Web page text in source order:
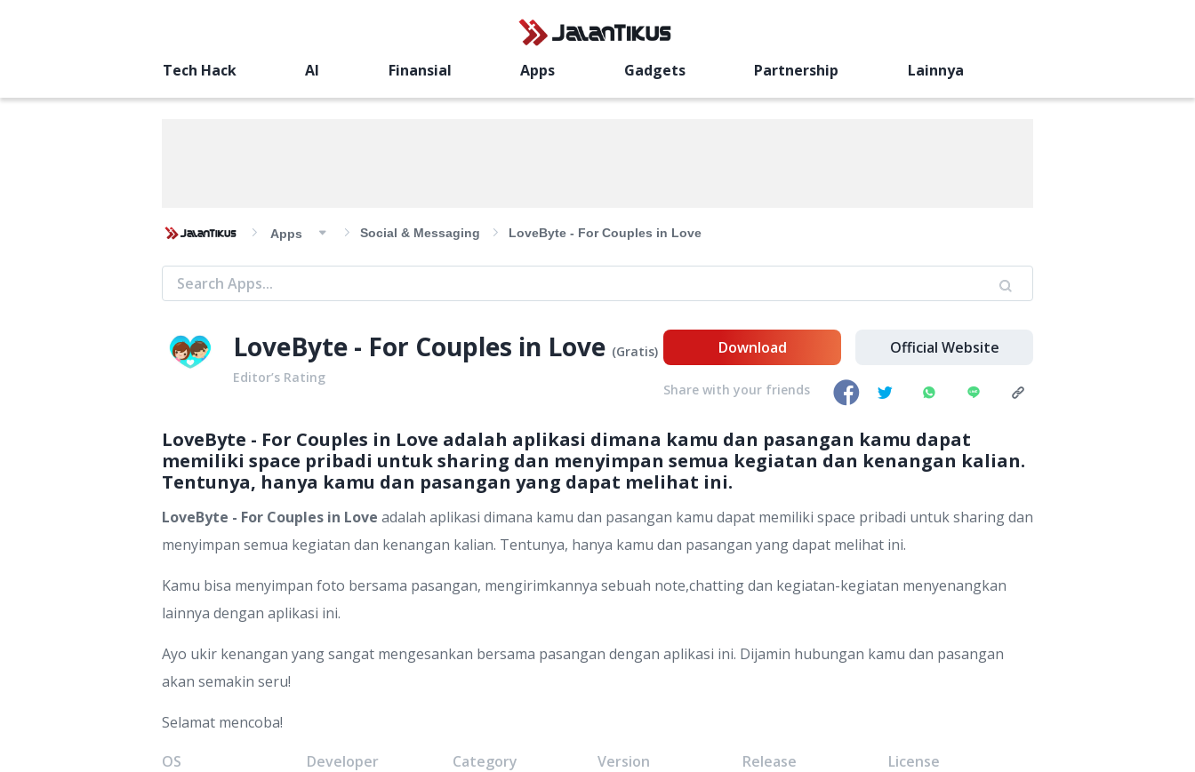
Tech Hack AI Finansial Apps Gadgets Partnership Lainnya
Apps Social & Messaging LoveByte - For Couples in Love
LoveByte - For Couples in Love (Gratis)
Editor’s Rating
LoveByte - For Couples in Love adalah aplikasi dimana kamu dan pasangan kamu dapat
memiliki space pribadi untuk sharing dan menyimpan semua kegiatan dan kenangan kalian.
Tentunya, hanya kamu dan pasangan yang dapat melihat ini.
LoveByte - For Couples in Love adalah aplikasi dimana kamu dan pasangan kamu dapat memiliki space pribadi untuk sharing dan
menyimpan semua kegiatan dan kenangan kalian. Tentunya, hanya kamu dan pasangan yang dapat melihat ini.
Kamu bisa menyimpan foto bersama pasangan, mengirimkannya sebuah note,chatting dan kegiatan-kegiatan menyenangkan
lainnya dengan aplikasi ini.
Ayo ukir kenangan yang sangat mengesankan bersama pasangan dengan aplikasi ini. Dijamin hubungan kamu dan pasangan
akan semakin seru!
Selamat mencoba!
OS
Developer Category Version Release License
Download Official Website
Share with your friends